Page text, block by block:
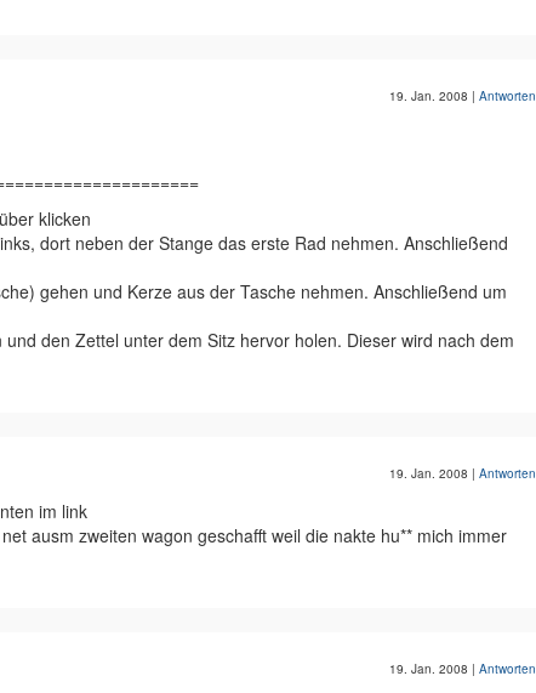
19. Jan. 2008 | Antworten
klicken
dort neben der Stange das erste Rad nehmen. Anschließend
gehen und Kerze aus der Tasche nehmen. Anschließend um
den Zettel unter dem Sitz hervor holen. Dieser wird nach dem
19. Jan. 2008 | Antworten
im link
ausm zweiten wagon geschafft weil die nakte hu** mich immer
19. Jan. 2008 | Antworten